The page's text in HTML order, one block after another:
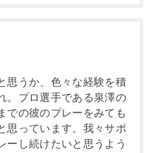
思うか、色々な経験を積
。プロ選手である泉澤の
での彼のプレーをみても
思っています。我々サポ
ーし続けたいと思うよう